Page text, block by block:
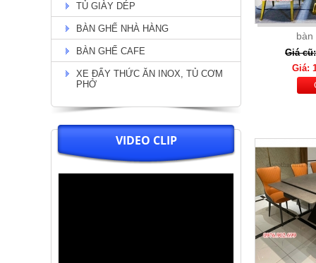
TỦ GIÀY DÉP
BÀN GHẾ NHÀ HÀNG
BÀN GHẾ CAFE
XE ĐẨY THỨC ĂN INOX, TỦ CƠM
PHỞ
VIDEO CLIP
Bộ bàn tân cổ điển chân viền
vàng + 6 ghế nệm kem lưng ghế
bàn
Giá
Giá: